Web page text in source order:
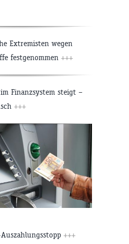
Extremisten wegen
festgenommen +++
Finanzsystem steigt –
+++
+++